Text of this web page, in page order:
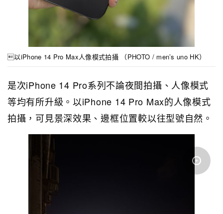
以iPhone 14 Pro Max人像模式拍攝 （PHOTO / men’s uno HK）
是次iPhone 14 Pro系列不論夜間拍攝、人像模式
等均有所升級。以iPhone 14 Pro Max的人像模式
拍攝，可見景深效果、邊框位置較以往型號自然。